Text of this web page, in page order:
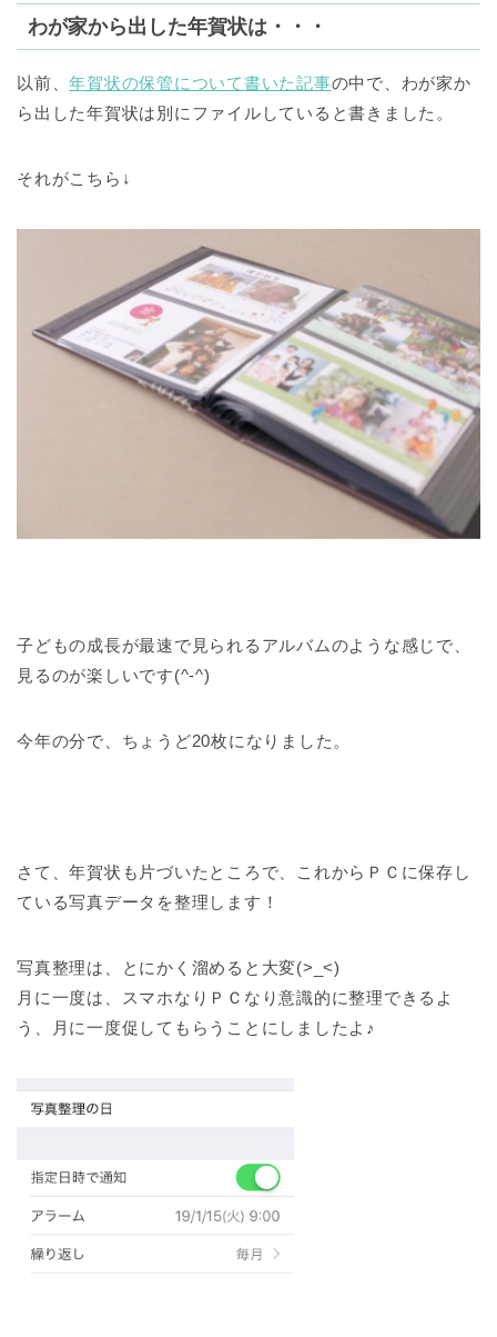
わが家から出した年賀状は・・・
以前、年賀状の保管について書いた記事の中で、わが家か
ら出した年賀状は別にファイルしていると書きました。
それがこちら↓
子どもの成長が最速で見られるアルバムのような感じで、
見るのが楽しいです(^-^)
今年の分で、ちょうど20枚になりました。
さて、年賀状も片づいたところで、これからＰＣに保存し
ている写真データを整理します！
写真整理は、とにかく溜めると大変(>_<)
月に一度は、スマホなりＰＣなり意識的に整理できるよ
う、月に一度促してもらうことにしましたよ♪